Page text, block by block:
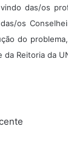
das/os
os
do
Reitoria da